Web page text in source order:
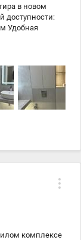
в новом
доступности:
Удобная
по
комплексе